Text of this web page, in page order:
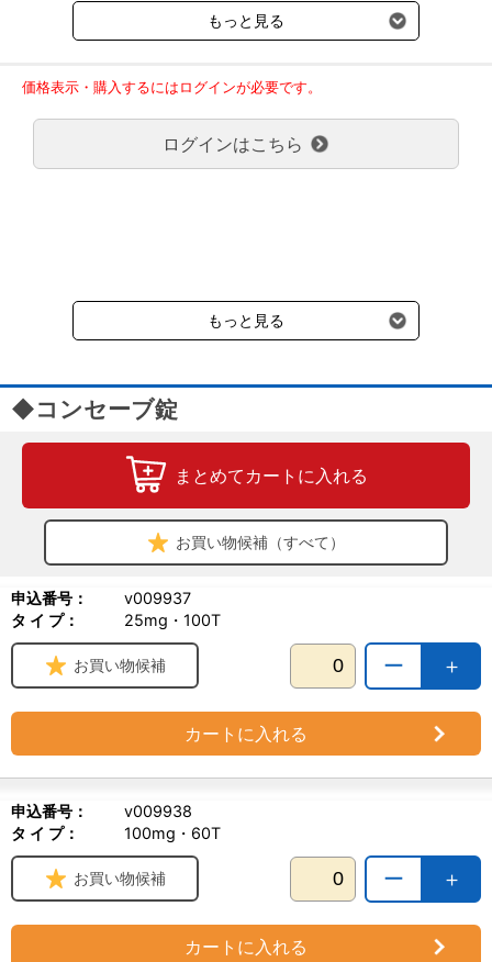
※2017年11月14日（火）より沖縄県へのお届けにつきましては、1
回のご注文金額（税込）が、30,000円以上で配送無料となります。
ご了承のほどよろしくお願い致します。
弊社都合でお届けが２回以上に分かれる場合の送料負担は、１回分
のみで新たな送料は発生しません。
大型商品送料が必要な商品をご注文の場合は、大型商品送料のみご
負担頂きます。
受けます。
もっと見る
価格表示・購入するにはログインが必要です。
ログインはこちら
もっと見る
◆コンセーブ錠
まとめてカートに入れる
お買い物候補（すべて）
申込番号：
v009937
タ イ プ：
25mg・100T
＋
ー
お買い物候補
カートに入れる
申込番号：
v009938
タ イ プ：
100mg・60T
＋
ー
お買い物候補
カートに入れる